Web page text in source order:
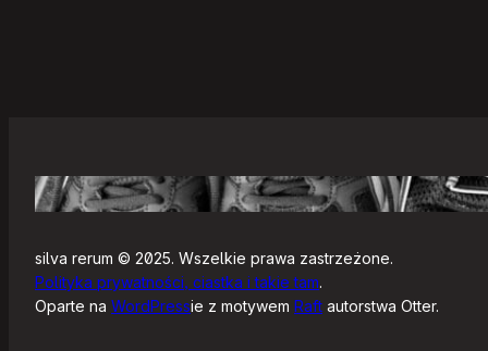
silva rerum © 2025. Wszelkie prawa zastrzeżone.
Polityka prywatności, ciastka i takie tam.
Oparte na WordPressie z motywem Raft autorstwa Otter.